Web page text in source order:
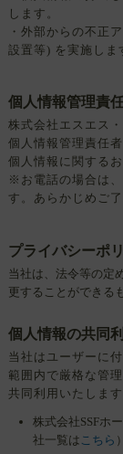
します。
・外部からの不正
設置等) を実施しま
個人情報管理責
株式会社エスエス
個人情報管理責任者
個人情報に関する
※お電話の場合は
す。あらかじめご了
プライバシーポ
当社は、法令等の定
更することができる
個人情報の共同
当社はユーザーに
範囲内で厳格な管
共同利用いたします
株式会社SSFホ
社一覧は こちら ）